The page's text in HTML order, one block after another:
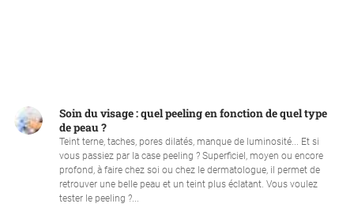
Soin du visage : quel peeling en fonction de quel type
de peau ?
Teint terne, taches, pores dilatés, manque de luminosité... Et si
vous passiez par la case peeling ? Superficiel, moyen ou encore
profond, à faire chez soi ou chez le dermatologue, il permet de
retrouver une belle peau et un teint plus éclatant. Vous voulez
tester le peeling ?...